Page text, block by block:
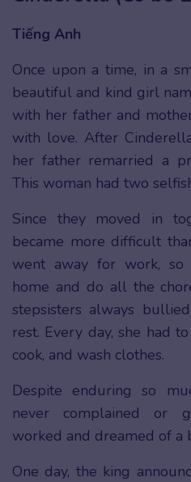
Tiếng Anh
Once upon a time, in a
beautiful and kind girl
with her father and
with love. After
her father remarried a
This woman had two
Since they moved in
became more difficult
went away for work, so
home and do all the
stepsisters always
rest. Every day, she had
cook, and wash clothes.
Despite enduring so
never complained or
worked and dreamed of a
One day, the king